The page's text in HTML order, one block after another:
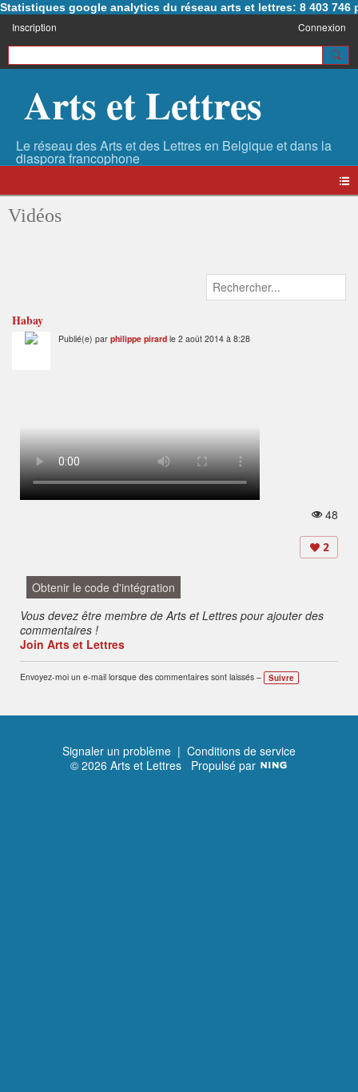
Statistiques google analytics du réseau arts et lettres: 8 403 746
Inscription Connexion
Arts et Lettres
Vidéos
Habay
Publié(e) par philippe pirard le 2 août 2014 à 8:28
u
e
s:
48
2
Obtenir le code d'intégration
Vous devez être membre de Arts et Lettres pour ajouter des
commentaires !
Join Arts et Lettres
Envoyez-moi un e-mail lorsque des commentaires sont laissés – Suivre
Signaler un problème | Conditions de service
© 2026 Arts et Lettres Propulsé par